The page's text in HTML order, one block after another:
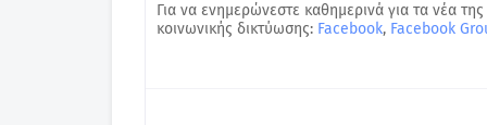
Για να ενημερώνεστε καθημερινά για τα νέα
κοινωνικής δικτύωσης: Facebook, Facebook